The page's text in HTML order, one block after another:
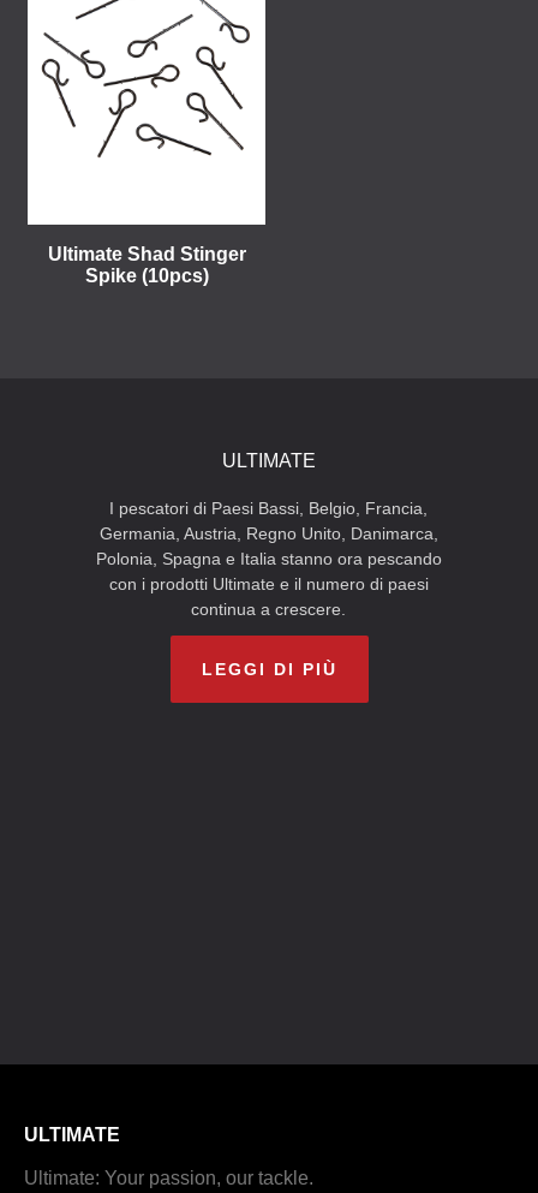
Ultimate Shad Stinger
Spike (10pcs)
ULTIMATE
I pescatori di Paesi Bassi, Belgio, Francia,
Germania, Austria, Regno Unito, Danimarca,
Polonia, Spagna e Italia stanno ora pescando
con i prodotti Ultimate e il numero di paesi
continua a crescere.
LEGGI DI PIÙ
ULTIMATE
Ultimate: Your passion, our tackle.